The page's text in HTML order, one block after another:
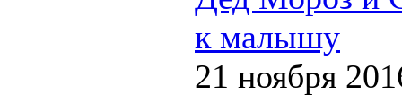
к малышу
21 ноября